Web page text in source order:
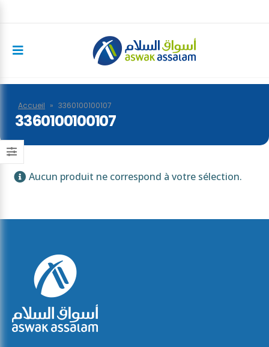
Accueil » 3360100100107
3360100100107
Aucun produit ne correspond à votre sélection.